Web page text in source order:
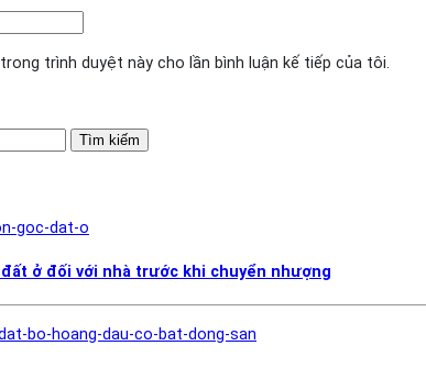
trình duyệt này cho lần bình luận kế tiếp của tôi.
ở đối với nhà trước khi chuyển nhượng